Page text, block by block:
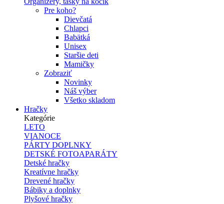
Pre koho?
Dievčatá
Chlapci
Babätká
Unisex
Staršie deti
Mamičky
Zobraziť
Novinky
Náš výber
Všetko skladom
Hračky
Kategórie
LETO
VIANOCE
PÁRTY DOPLNKY
DETSKÉ FOTOAPARÁTY
Detské hračky
Kreatívne hračky
Drevené hračky
Bábiky a doplnky
Plyšové hračky